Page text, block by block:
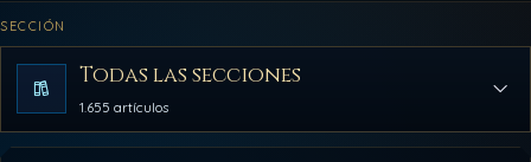
SECCIÓN
Todas las secciones
1.655 artículos